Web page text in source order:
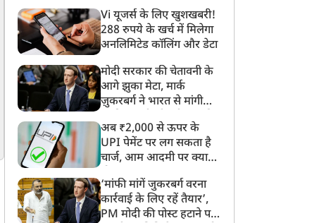
'CJP प्रोटेस्ट से इस मनहूस देश
में मुसलमान थोड़ी सांस ले
पाए', JNU की पूर्व प्रोफेसर के
बयान पर सोशल मीडिया पर
मचा बवाल; लोगों ने कहा-
पाकिस्तान भेजो
'भारत की पूर्वी सीमा पर बना
एक और पाकिस्तान', शेख
हसीना के बेटे साजीब जॉय ने
बांग्लादेश से सतर्क रहने को
Vi यूजर्स के लिए खुशखबरी!
288 रुपये के खर्च में मिलेगा
अनलिमिटेड कॉलिंग और डेटा
मोदी सरकार की चेतावनी के
आगे झुका मेटा, मार्क
ज़ुकरबर्ग ने भारत से मांगी
अब ₹2,000 से ऊपर के
UPI पेमेंट पर लग सकता है
चार्ज, आम आदमी पर क्या
‘मांफी मांगें जुकरबर्ग वरना
कार्रवाई के लिए रहें तैयार’,
PM मोदी की पोस्ट हटाने पर